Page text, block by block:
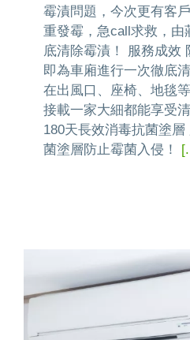
霉漬問題，今次更有客
重發霉，急call求救，由
底清除霉漬！ 服務成效
即為車廂進行一次徹底
在出風口、座椅、地毯
接載一家大細都能享受
180天長效消毒抗菌塗
菌塗層防止霉菌入侵！